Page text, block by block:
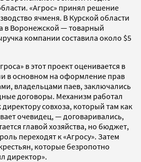
«Агрос» принял решение
ячменя. В Курской области
в Воронежской — товарный
компании составила около $5
в этот проект оценивается в
в основном на оформление прав
владельцами паев, заключались
договоры. Механизм работал
совхоза, который там как
очевидец, — договаривались,
главой хозяйства, но бюджет,
переходят к «Агросу». Затем
которые безропотно
директор».